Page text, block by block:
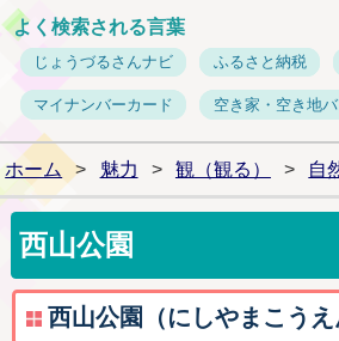
よく検索される言葉
じょうづるさんナビ ふるさと納税
マイナンバーカード 空き家・空き地
ホーム > 魅力 > 観（観る） > 自
西山公園
西山公園（にしやまこうえ